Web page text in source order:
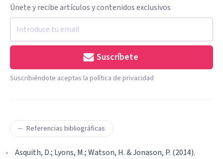
Únete y recibe artículos y contenidos exclusivos
Suscríbete
Suscribiéndote aceptas la política de privacidad
Referencias bibliográficas
Asquith, D.; Lyons, M.; Watson, H. & Jonason, P. (2014).